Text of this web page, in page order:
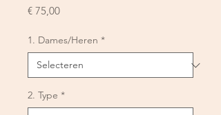
€ 75,00Prijs
1. Dames/Heren *
2. Type *